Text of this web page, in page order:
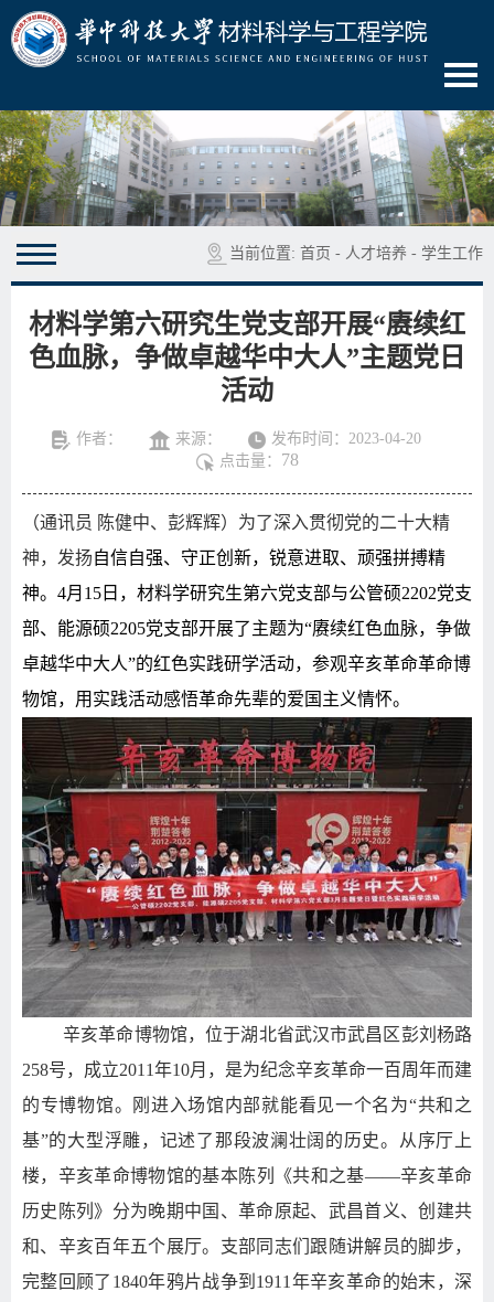
当前位置: 首页 - 人才培养 - 学生工作
材料学第六研究生党支部开展“赓续红
色血脉，争做卓越华中大人”主题党日
活动
作者： 来源：
发布时间：2023-04-20
点击量： 78
（通讯员 陈健中、彭辉辉）为了深入贯彻党的二十大精
神，发扬自信自强、守正创新，锐意进取、顽强拼搏精
神。 4月 15 日，材料学研究生第六党支部与公管硕2202党支
部、能源硕2205党支部开展了主题为“赓续红色血脉，争做
卓越华中大人”的红色实践研学活动，参观辛亥革命革命博
物馆，用实践活动感悟革命先辈的爱国主义情怀。
辛亥革命博物馆，位于湖北省武汉市武昌区彭刘杨路
258号，成立2011年10月，是为纪念辛亥革命一百周年而建
的专博物馆。刚进入场馆内部就能看见一个名为“共和之
基”的大型浮雕，记述了那段波澜壮阔的历史。从序厅上
楼，辛亥革命博物馆的基本陈列《共和之基——辛亥革命
历史陈列》分为晚期中国、革命原起、武昌首义、创建共
和、辛亥百年五个展厅。支部同志们跟随讲解员的脚步，
完整回顾了 1840年鸦片战争到 1911 年辛亥革命的始末，深